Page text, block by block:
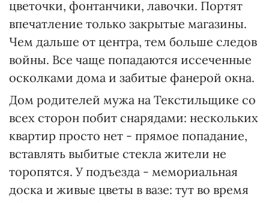
цветочки, фонтанчики, лавочки. Портят
впечатление только закрытые магазины.
Чем дальше от центра, тем больше следов
войны. Все чаще попадаются иссеченные
осколками дома и забитые фанерой окна.
Дом родителей мужа на Текстильщике со
всех сторон побит снарядами: нескольких
квартир просто нет - прямое попадание,
вставлять выбитые стекла жители не
торопятся. У подъезда - мемориальная
доска и живые цветы в вазе: тут во время